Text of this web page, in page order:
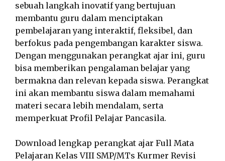
sebuah langkah inovatif yang bertujuan
membantu guru dalam menciptakan
pembelajaran yang interaktif, fleksibel, dan
berfokus pada pengembangan karakter siswa.
Dengan menggunakan perangkat ajar ini, guru
bisa memberikan pengalaman belajar yang
bermakna dan relevan kepada siswa. Perangkat
ini akan membantu siswa dalam memahami
materi secara lebih mendalam, serta
memperkuat Profil Pelajar Pancasila.
Download lengkap perangkat ajar Full Mata
Pelajaran Kelas VIII SMP/MTs Kurmer Revisi